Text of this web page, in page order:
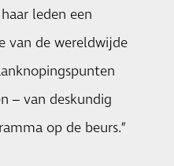
leden een
van de wereldwijde
– van deskundig
op de beurs.”